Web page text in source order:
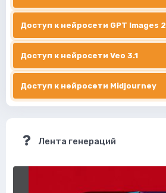
Доступ к нейросети GPT Images 2
Доступ к нейросети Veo 3.1
Доступ к нейросети Midjourney
Лента генераций